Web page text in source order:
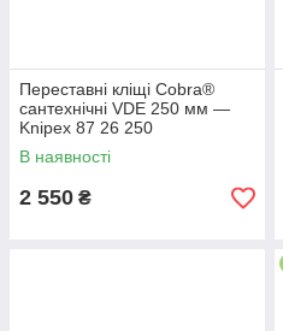
Переставні кліщі Cobra®
сантехнічні VDE 250 мм —
Knipex 87 26 250
В наявності
2 550 ₴